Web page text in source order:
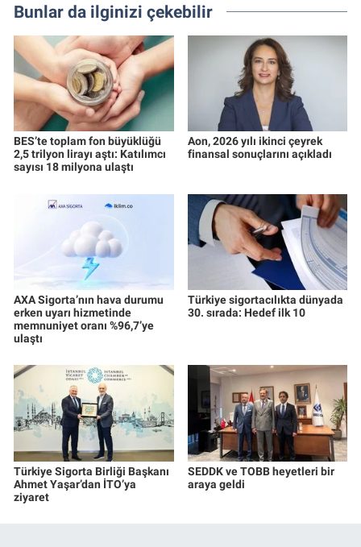
Bunlar da ilginizi çekebilir
BES’te toplam fon büyüklüğü
2,5 trilyon lirayı aştı: Katılımcı
sayısı 18 milyona ulaştı
Aon, 2026 yılı ikinci çeyrek
finansal sonuçlarını açıkladı
AXA Sigorta’nın hava durumu
erken uyarı hizmetinde
memnuniyet oranı %96,7’ye
ulaştı
Türkiye sigortacılıkta dünyada
30. sırada: Hedef ilk 10
Türkiye Sigorta Birliği Başkanı
Ahmet Yaşar’dan İTO’ya
ziyaret
SEDDK ve TOBB heyetleri bir
araya geldi